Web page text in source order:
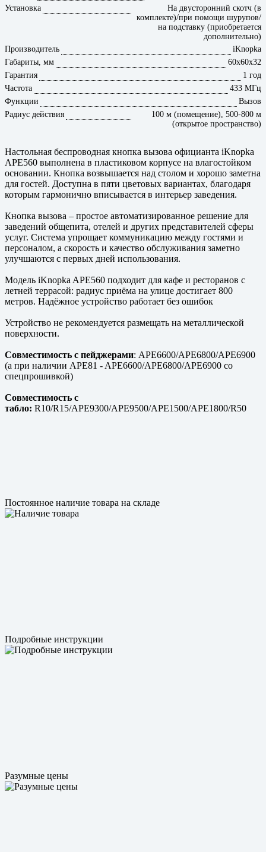
Установка
На двусторонний скотч (в
комплекте)/при помощи шурупов/
на подставку (приобретается
дополнительно)
Производитель
iKnopka
Габариты, мм
60х60х32
Гарантия
1 год
Частота
433 МГц
Функции
Вызов
Радиус действия
100 м (помещение), 500-800 м
(открытое пространство)
Настольная беспроводная кнопка вызова официанта iKnopka
APE560 выполнена в пластиковом корпусе на влагостойком
основании. Кнопка возвышается над столом и хорошо заметна
для гостей. Доступна в пяти цветовых вариантах, благодаря
которым гармонично вписывается в интерьер заведения.
Кнопка вызова – простое автоматизированное решение для
заведений общепита, отелей и других представителей сферы
услуг. Система упрощает коммуникацию между гостями и
персоналом, а скорость и качество обслуживания заметно
улучшаются с первых дней использования.
Модель iKnopka APE560 подходит для кафе и ресторанов с
летней террасой: радиус приёма на улице достигает 800
метров. Надёжное устройство работает без ошибок
Устройство не рекомендуется размещать на металлической
поверхности.
Совместимость с пейджерами: APE6600/APE6800/APE6900
(а при наличии APE81 - APE6600/APE6800/APE6900 со
спецпрошивкой)
Совместимость с
табло: R10/R15/APE9300/APE9500/APE1500/APE1800/R50
Постоянное наличие товара на складе
Подробные инструкции
Разумные цены